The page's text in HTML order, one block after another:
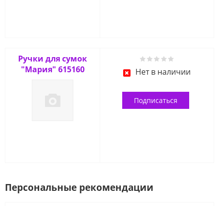
Ручки для сумок
"Мария" 615160
Нет в наличии
Подписаться
Персональные рекомендации